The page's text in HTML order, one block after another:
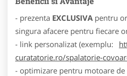
- prezenta EXCLUSIVA pentru
singura afacere pentru fiecare
- link personalizat (exemplu:
curatatorie.ro/spalatorie-
- optimizare pentru motoare de